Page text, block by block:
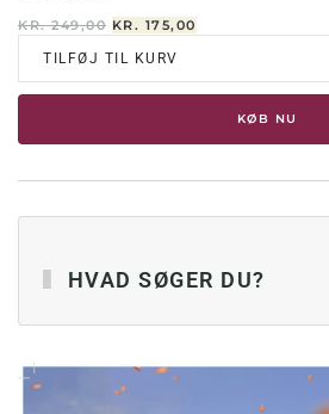
KR.249,00 DEN
OPRINDELIGE
PRIS
KR. 249,00.
KR. 175,00
AKTUELLE
KR. 175,00.
TILFØJ TIL KURV
KØB NU
HVAD SØGER DU?